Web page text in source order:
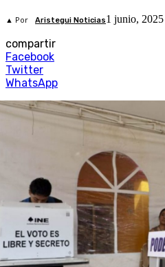
▲ Por Aristegui Noticias1 junio, 2025
compartir
Facebook
Twitter
WhatsApp